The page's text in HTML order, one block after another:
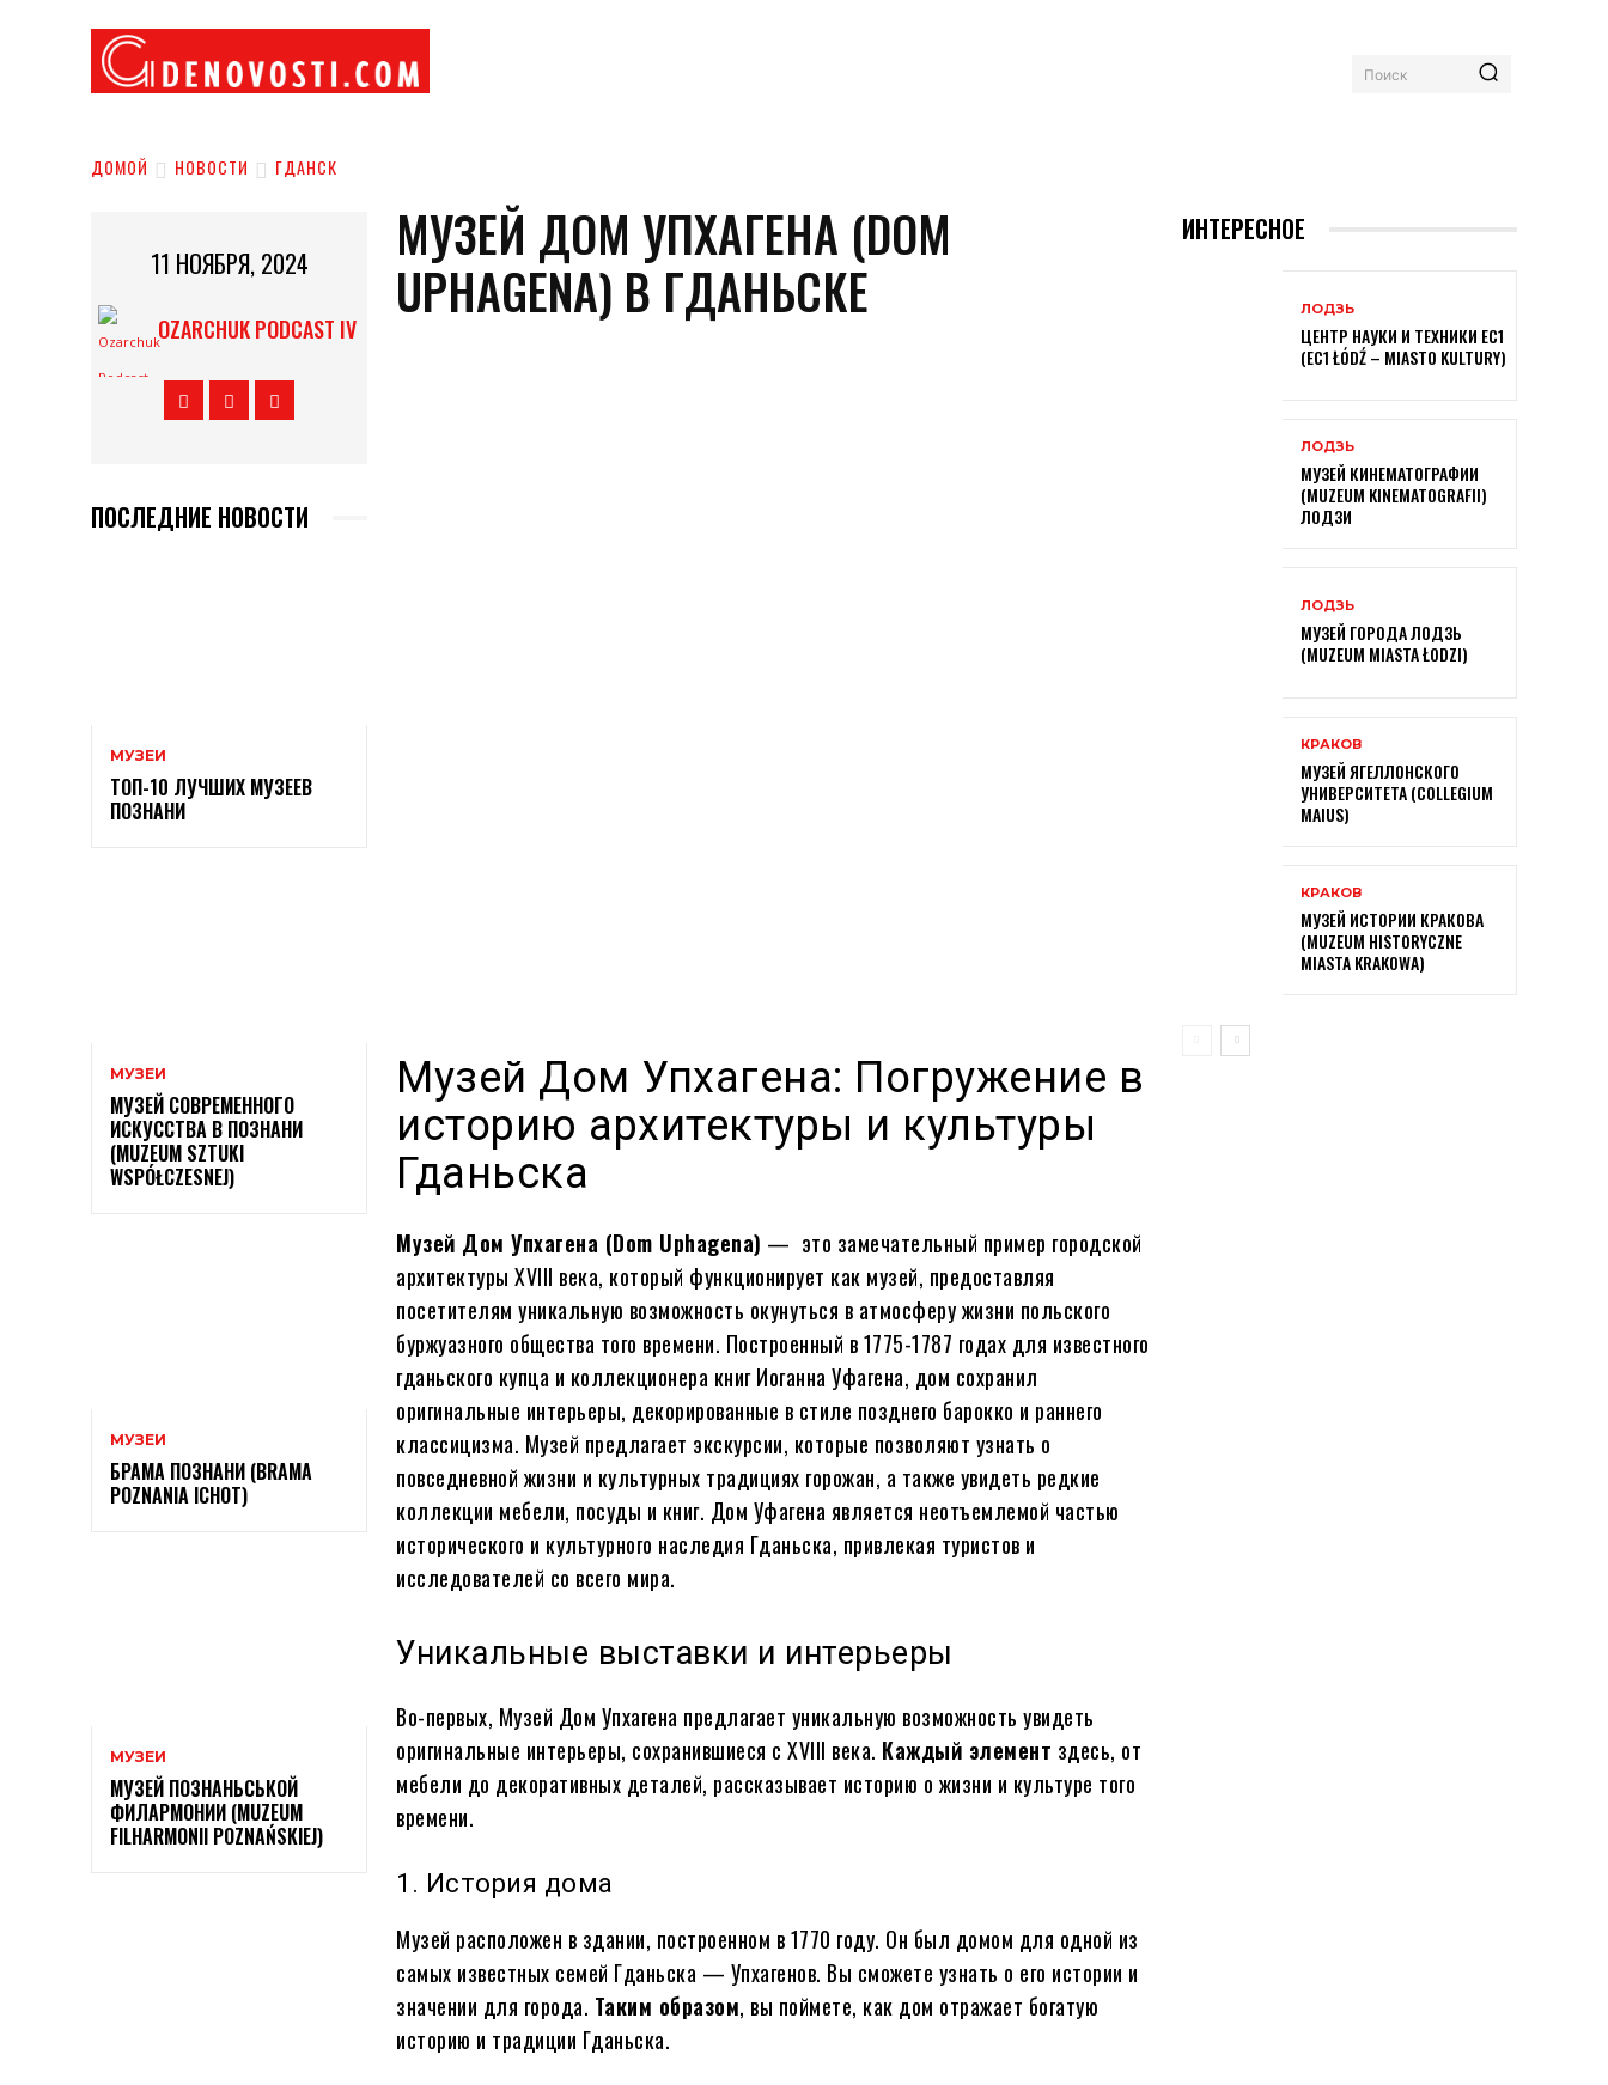
Поиск
ДОМОЙ НОВОСТИ ГДАНСК
11 НОЯБРЯ, 2024
OZARCHUK PODCAST IV
ПОСЛЕДНИЕ НОВОСТИ
МУЗЕИ
ТОП-10 ЛУЧШИХ МУЗЕЕВ
ПОЗНАНИ
МУЗЕИ
МУЗЕЙ СОВРЕМЕННОГО
ИСКУССТВА В ПОЗНАНИ
(MUZEUM SZTUKI
WSPÓŁCZESNEJ)
МУЗЕИ
БРАМА ПОЗНАНИ (BRAMA
POZNANIA ICHOT)
МУЗЕИ
МУЗЕЙ ПОЗНАНЬСЬКОЙ
ФИЛАРМОНИИ (MUZEUM
FILHARMONII POZNAŃSKIEJ)
МУЗЕЙ ДОМ УПХАГЕНА (DOM
UPHAGENA) В ГДАНЬСКЕ
Музей Дом Упхагена: Погружение в
историю архитектуры и культуры
Гданьска
Музей Дом Упхагена (Dom Uphagena) — это замечательный пример городской
архитектуры XVIII века, который функционирует как музей, предоставляя
посетителям уникальную возможность окунуться в атмосферу жизни польского
буржуазного общества того времени. Построенный в 1775-1787 годах для известного
гданьского купца и коллекционера книг Иоганна Уфагена, дом сохранил
оригинальные интерьеры, декорированные в стиле позднего барокко и раннего
классицизма. Музей предлагает экскурсии, которые позволяют узнать о
повседневной жизни и культурных традициях горожан, а также увидеть редкие
коллекции мебели, посуды и книг. Дом Уфагена является неотъемлемой частью
исторического и культурного наследия Гданьска, привлекая туристов и
исследователей со всего мира.
Уникальные выставки и интерьеры
Во-первых, Музей Дом Упхагена предлагает уникальную возможность увидеть
оригинальные интерьеры, сохранившиеся с XVIII века. Каждый элемент здесь, от
мебели до декоративных деталей, рассказывает историю о жизни и культуре того
времени.
1. История дома
Музей расположен в здании, построенном в 1770 году. Он был домом для одной из
самых известных семей Гданьска — Упхагенов. Вы сможете узнать о его истории и
значении для города. Таким образом, вы поймете, как дом отражает богатую
историю и традиции Гданьска.
ИНТЕРЕСНОЕ
ЛОДЗЬ
ЦЕНТР НАУКИ И ТЕХНИКИ EC1
(EC1 ŁÓDŹ – MIASTO KULTURY)
ЛОДЗЬ
МУЗЕЙ КИНЕМАТОГРАФИИ
(MUZEUM KINEMATOGRAFII)
ЛОДЗИ
ЛОДЗЬ
МУЗЕЙ ГОРОДА ЛОДЗЬ
(MUZEUM MIASTA ŁODZI)
КРАКОВ
МУЗЕЙ ЯГЕЛЛОНСКОГО
УНИВЕРСИТЕТА (COLLEGIUM
MAIUS)
КРАКОВ
МУЗЕЙ ИСТОРИИ КРАКОВА
(MUZEUM HISTORYCZNE
MIASTA KRAKOWA)